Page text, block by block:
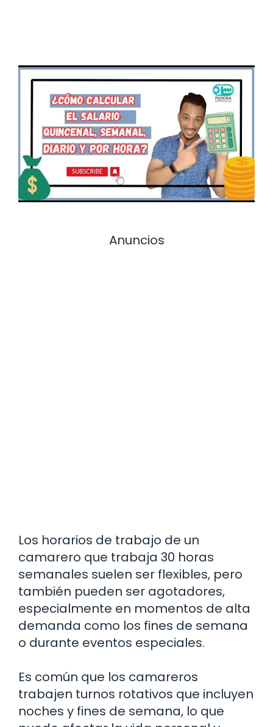
Anuncios
Los horarios de trabajo de un
camarero que trabaja 30 horas
semanales suelen ser flexibles, pero
también pueden ser agotadores,
especialmente en momentos de alta
demanda como los fines de semana
o durante eventos especiales.
Es común que los camareros
trabajen turnos rotativos que incluyen
noches y fines de semana, lo que